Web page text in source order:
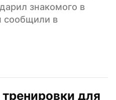
знакомого в
сообщили в
для